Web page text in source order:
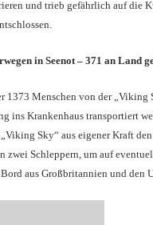
und trieb gefährlich auf die
in Seenot – 371 an Land
1373 Menschen von der „Viking
ins Krankenhaus transportiert
Sky“ aus eigener Kraft
Schleppern, um auf
aus Großbritannien und den